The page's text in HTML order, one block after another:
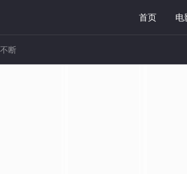
首页 电